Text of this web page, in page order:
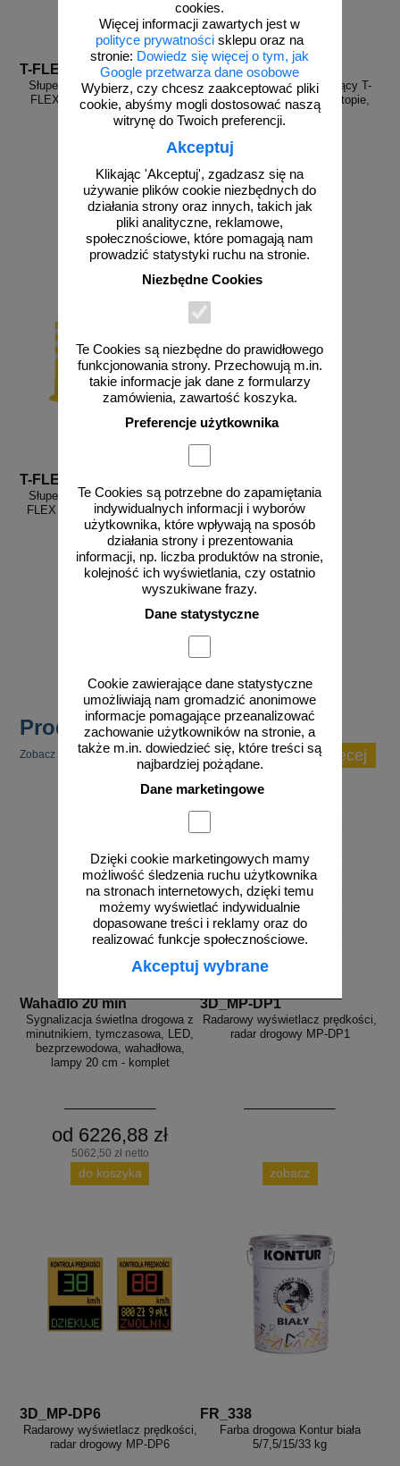
cookies.
Więcej informacji zawartych jest w
polityce prywatności sklepu oraz na
stronie: Dowiedz się więcej o tym, jak
Google przetwarza dane osobowe
Wybierz, czy chcesz zaakceptować pliki
cookie, abyśmy mogli dostosować naszą
witrynę do Twoich preferencji.
Akceptuj
Klikając 'Akceptuj', zgadzasz się na
używanie plików cookie niezbędnych do
działania strony oraz innych, takich jak
pliki analityczne, reklamowe,
społecznościowe, które pomagają nam
prowadzić statystyki ruchu na stronie.
Niezbędne Cookies
Te Cookies są niezbędne do prawidłowego
funkcjonowania strony. Przechowują m.in.
takie informacje jak dane z formularzy
zamówienia, zawartość koszyka.
Preferencje użytkownika
Te Cookies są potrzebne do zapamiętania
indywidualnych informacji i wyborów
użytkownika, które wpływają na sposób
działania strony i prezentowania
informacji, np. liczba produktów na stronie,
kolejność ich wyświetlania, czy ostatnio
wyszukiwane frazy.
Dane statystyczne
Cookie zawierające dane statystyczne
umożliwiają nam gromadzić anonimowe
informacje pomagające przeanalizować
zachowanie użytkowników na stronie, a
także m.in. dowiedzieć się, które treści są
najbardziej pożądane.
Dane marketingowe
Dzięki cookie marketingowych mamy
możliwość śledzenia ruchu użytkownika
na stronach internetowych, dzięki temu
możemy wyświetlać indywidualnie
dopasowane treści i reklamy oraz do
realizować funkcje społecznościowe.
Akceptuj wybrane
T-FLEX 45
Słupek parkingowy blokujący T-
FLEX | PCV, 45 cm, na stopie,
elastyczny, uchylny
od 56,95 zł
46,30 zł netto
do koszyka
T-FLEX 75
Słupek parkingowy blokujący T-
FLEX | PCV, 75 cm, na stopie,
elastyczny, uchylny
od 72,32 zł
58,80 zł netto
do koszyka
T-FLEX 100
Słupek parkingowy blokujący T-
FLEX | PCV, 100 cm, na stopie,
elastyczny, uchylny
od 86,10 zł
Produkty popularne
Zobacz inne popularne produkty w tej kategorii. zobacz więcej
Wahadlo 20 min
Sygnalizacja świetlna drogowa z
minutnikiem, tymczasowa, LED,
bezprzewodowa, wahadłowa,
lampy 20 cm - komplet
od 6226,88 zł
5062,50 zł netto
do koszyka
3D_MP-DP1
Radarowy wyświetlacz prędkości,
radar drogowy MP-DP1
zobacz
3D_MP-DP6
Radarowy wyświetlacz prędkości,
radar drogowy MP-DP6
FR_338
Farba drogowa Kontur biała
5/7,5/15/33 kg